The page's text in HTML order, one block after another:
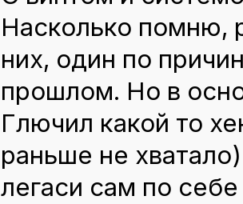
Насколько помню,
них, один по
прошлом. Но в
Глючил какой то
раньше не
легаси сам по